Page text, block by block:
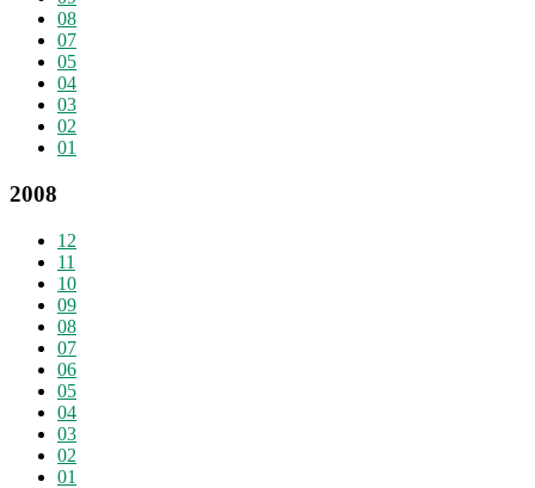
08
07
05
04
03
02
01
2008
12
11
10
09
08
07
06
05
04
03
02
01